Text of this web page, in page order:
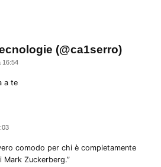
(@ca1serro)dice:
16:54
a te
comodo per chi è completamente
Zuckerberg.”